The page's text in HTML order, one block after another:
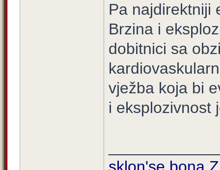
Pa najdirektniji
Brzina i
dobitnici sa
vježba koja bi
i eksplozivnost